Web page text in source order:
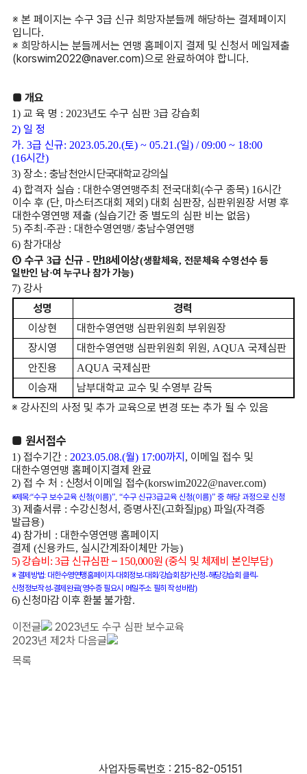
※ 본 페이지는 수구 3급 신규 희망자분들께 해당하는 결제페이지
입니다.
※ 희망하시는 분들께서는 연맹 홈페이지 결제 및 신청서 메일제출
(korswim2022@naver.com)으로 완료하여야 합니다.
■ 개요
1) 교 육 명 : 2023년도 수구 심판 3급 강습회
2) 일 정
가. 3급 신규: 2023.05.20.(토) ~ 05.21.(일) / 09:00 ~ 18:00
(16시간)
3) 장 소:충남 천안시 단국대학교 강의실
4) 합격자 실습 : 대한수영연맹주최 전국대회 (수구 종목) 16시간
이수 후 (단, 마스터즈대회 제외 ) 대회 심판장, 심판위원장 서명 후
대한수영연맹 제출 (실습기간 중 별도의 심판 비는 없음)
5) 주최 ·주관 : 대한수영연맹/충남수영연맹
6) 참가대상
① 수구 3급 신규 - 만18세 이상(생활체육, 전문체육 수영선수 등
일반인 남·여 누구나 참가 가능)
7) 강사
성명
경력
이상현
대한수영연맹 심판위원회 부위원장
장시영
대한수영연맹 심판위원회 위원, AQUA국제심판
안진용
AQUA국제심판
이승재
남부대학교 교수 및 수영부 감독
※ 강사진의 사정 및 추가 교육으로 변경 또는 추가 될 수 있음
■ 원서접수
1) 접수기간 : 2023.05.08.(월) 17:00까지, 이메일 접수 및
대한수영연맹 홈페이지 결제 완료
2) 접 수 처 : 신청서 이메일 접수(korswim2022@naver.com)
※제목:“수구 보수교육 신청(이름)”, “수구 신규3급교육 신청(이름)”중 해당 과정으로 신청
3) 제출서류 : 수강신청서 , 증명사진(고화질jpg) 파일(자격증
발급용)
4) 참가비 : 대한수영연맹 홈페이지
결제 (신용카드, 실시간계좌이체만 가능)
5)강습비 : 3급 신규심판– 150,000원 (중식 및 체제비 본인부담)
※결제방법: 대한수영연맹홈페이지-대회정보-대회/강습회참가신청-해당강습회 클릭-
신청정보작성-결제완료(영수증 필요시 메일주소 필히 작성바람)
6)신청마감 이후 환불 불가함.
이전글
2023년도 수구 심판 보수교육
2023년 제2차 다음글
목록
사업자등록번호 : 215-82-05151